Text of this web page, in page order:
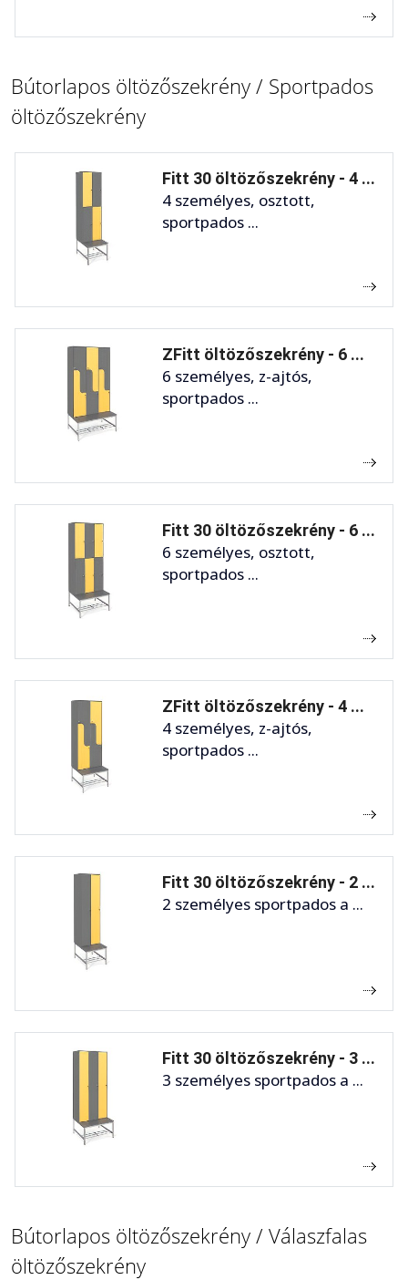
Bútorlapos öltözőszekrény / Sportpados
öltözőszekrény
Fitt 30 öltözőszekrény - 4 ...
4 személyes, osztott,
sportpados ...
ZFitt öltözőszekrény - 6 ...
6 személyes, z-ajtós,
sportpados ...
Fitt 30 öltözőszekrény - 6 ...
6 személyes, osztott,
sportpados ...
ZFitt öltözőszekrény - 4 ...
4 személyes, z-ajtós,
sportpados ...
Fitt 30 öltözőszekrény - 2 ...
2 személyes sportpados a ...
Fitt 30 öltözőszekrény - 3 ...
3 személyes sportpados a ...
Bútorlapos öltözőszekrény / Válaszfalas
öltözőszekrény